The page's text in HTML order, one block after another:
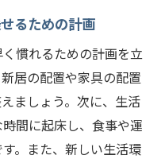
るための計画
慣れるための計画を立
居の配置や家具の配置
ましょう。次に、生活
間に起床し、食事や運
。また、新しい生活環